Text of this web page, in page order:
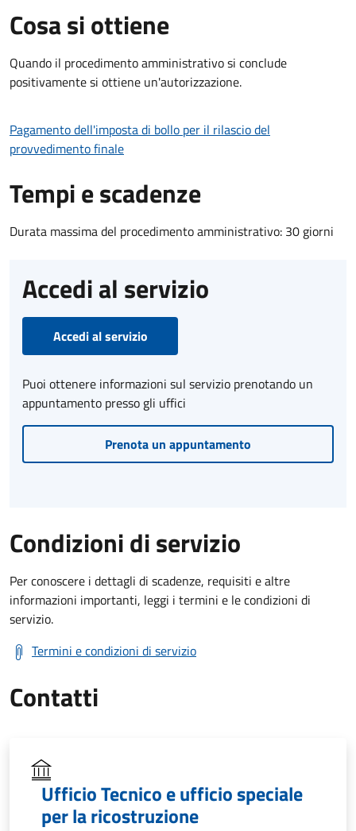
Cosa si ottiene
Quando il procedimento amministrativo si conclude
positivamente si ottiene un'autorizzazione.
Pagamento dell'imposta di bollo per il rilascio del
provvedimento finale
Tempi e scadenze
Durata massima del procedimento amministrativo: 30 giorni
Accedi al servizio
Accedi al servizio
Puoi ottenere informazioni sul servizio prenotando un
appuntamento presso gli uffici
Prenota un appuntamento
Condizioni di servizio
Per conoscere i dettagli di scadenze, requisiti e altre
informazioni importanti, leggi i termini e le condizioni di
servizio.
Termini e condizioni di servizio
Contatti
Ufficio Tecnico e ufficio speciale
per la ricostruzione